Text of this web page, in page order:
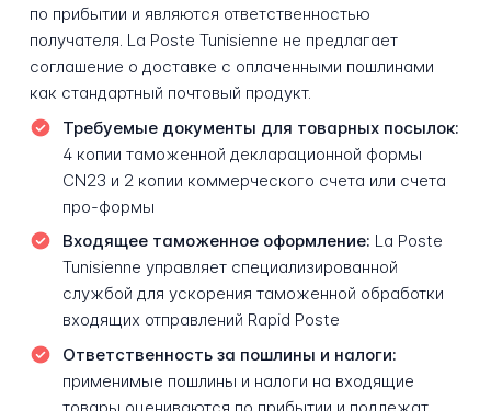
по прибытии и являются ответственностью
получателя. La Poste Tunisienne не предлагает
соглашение о доставке с оплаченными пошлинами
как стандартный почтовый продукт.
Требуемые документы для товарных посылок:
4 копии таможенной декларационной формы
CN23 и 2 копии коммерческого счета или счета
про-формы
Входящее таможенное оформление: La Poste
Tunisienne управляет специализированной
службой для ускорения таможенной обработки
входящих отправлений Rapid Poste
Ответственность за пошлины и налоги:
применимые пошлины и налоги на входящие